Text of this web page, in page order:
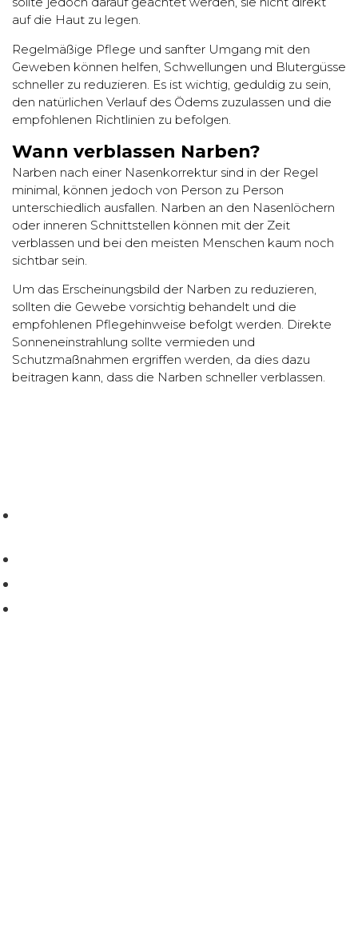
auf die Haut zu legen.
Regelmäßige Pflege und sanfter Umgang mit den
Geweben können helfen, Schwellungen und Blutergüsse
schneller zu reduzieren. Es ist wichtig, geduldig zu sein,
den natürlichen Verlauf des Ödems zuzulassen und die
empfohlenen Richtlinien zu befolgen.
Wann verblassen Narben?
Narben nach einer Nasenkorrektur sind in der Regel
minimal, können jedoch von Person zu Person
unterschiedlich ausfallen. Narben an den Nasenlöchern
oder inneren Schnittstellen können mit der Zeit
verblassen und bei den meisten Menschen kaum noch
sichtbar sein.
Um das Erscheinungsbild der Narben zu reduzieren,
sollten die Gewebe vorsichtig behandelt und die
empfohlenen Pflegehinweise befolgt werden. Direkte
Sonneneinstrahlung sollte vermieden und
Schutzmaßnahmen ergriffen werden, da dies dazu
beitragen kann, dass die Narben schneller verblassen.